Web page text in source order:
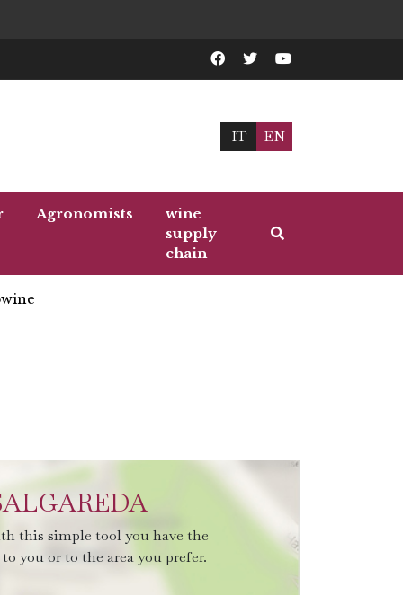
IT EN
Agronomists
wine
supply
chain
this simple tool you have the
you or to the area you prefer.